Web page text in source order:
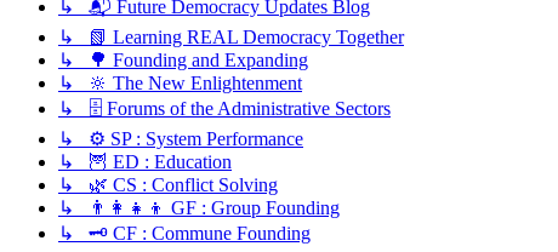
↳ 📬 Future Democracy Updates Blog
↳ 📗 Learning REAL Democracy Together
↳ 🌳 Founding and Expanding
↳ 🔆 The New Enlightenment
↳ 🗄️ Forums of the Administrative Sectors
↳ ⚙️ SP : System Performance
↳ 🦉 ED : Education
↳ 🌿 CS : Conflict Solving
↳ 👨‍👩‍👧‍👦 GF : Group Founding
↳ 🗝️ CF : Commune Founding